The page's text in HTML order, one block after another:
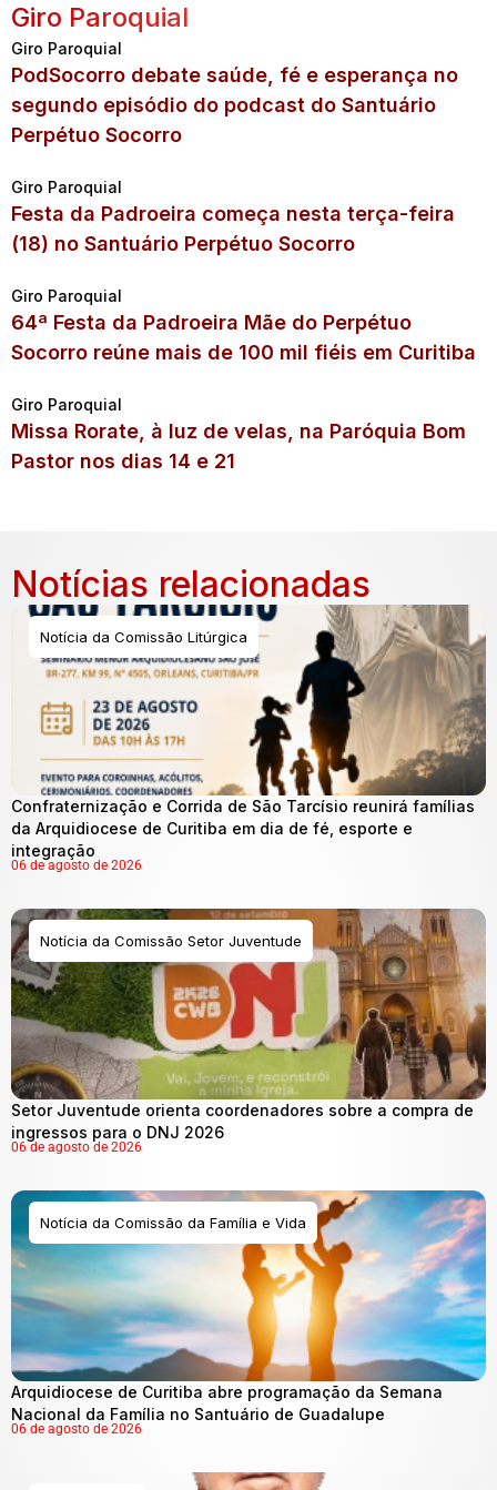
Giro Paroquial
Giro Paroquial
PodSocorro debate saúde, fé e esperança no
segundo episódio do podcast do Santuário
Perpétuo Socorro
Giro Paroquial
Festa da Padroeira começa nesta terça-feira
(18) no Santuário Perpétuo Socorro
Giro Paroquial
64ª Festa da Padroeira Mãe do Perpétuo
Socorro reúne mais de 100 mil fiéis em Curitiba
Giro Paroquial
Missa Rorate, à luz de velas, na Paróquia Bom
Pastor nos dias 14 e 21
Notícias relacionadas
Notícia da Comissão Litúrgica
Confraternização e Corrida de São Tarcísio reunirá famílias
da Arquidiocese de Curitiba em dia de fé, esporte e
integração
06 de agosto de 2026
Notícia da Comissão Setor Juventude
Setor Juventude orienta coordenadores sobre a compra de
ingressos para o DNJ 2026
06 de agosto de 2026
Notícia da Comissão da Família e Vida
Arquidiocese de Curitiba abre programação da Semana
Nacional da Família no Santuário de Guadalupe
06 de agosto de 2026